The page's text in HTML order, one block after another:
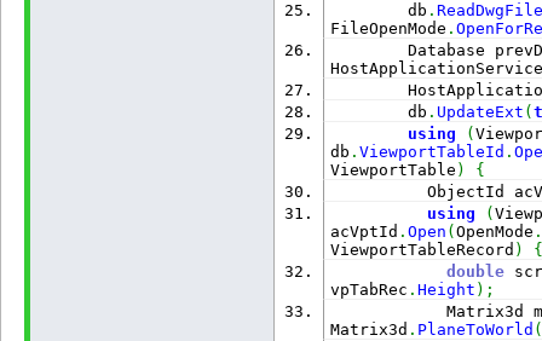
db .
FileOpenMode .
Database
db . UpdateExt (
using
(
db .ViewportTableId .
ViewportTable )
{
ObjectId
using
(
acVptId .Open (OpenMode
ViewportTableRecord )
double
vpTabRec .Height ) ;
Matrix3d
Matrix3d . PlaneToWorld